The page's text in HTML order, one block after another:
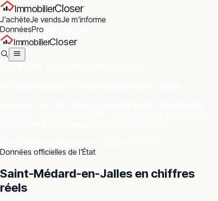
ImmobilierCloser
J'achèteJe vendsJe m'informe
DonnéesPro
ImmobilierCloser
Données officielles de l'État
Saint-Médard-en-Jalles en chiffres
réels